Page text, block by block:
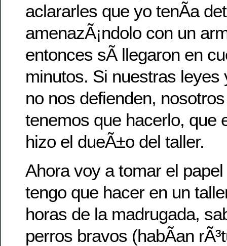
aclararles que yo tenÃ­a
amenazÃ¡ndolo con un
entonces sÃ­ llegaron en
minutos. Si nuestras leyes
no nos defienden,
tenemos que hacerlo, que
hizo el dueÃ±o del taller.
Ahora voy a tomar el
tengo que hacer en un
horas de la madrugada,
perros bravos (habÃ­an